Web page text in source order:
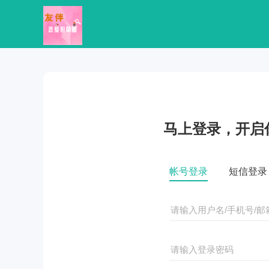
马上登录，开
帐号登录 短信登录